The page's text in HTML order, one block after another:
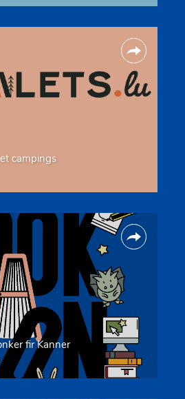
campings
fir Kanner